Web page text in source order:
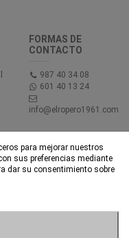
FORMAS DE
CONTACTO
987 40 34 08
601 40 13 24
info@elropero1961.com
para mejorar nuestros
sus preferencias mediante
dar su consentimiento sobre
reservados - Powered by